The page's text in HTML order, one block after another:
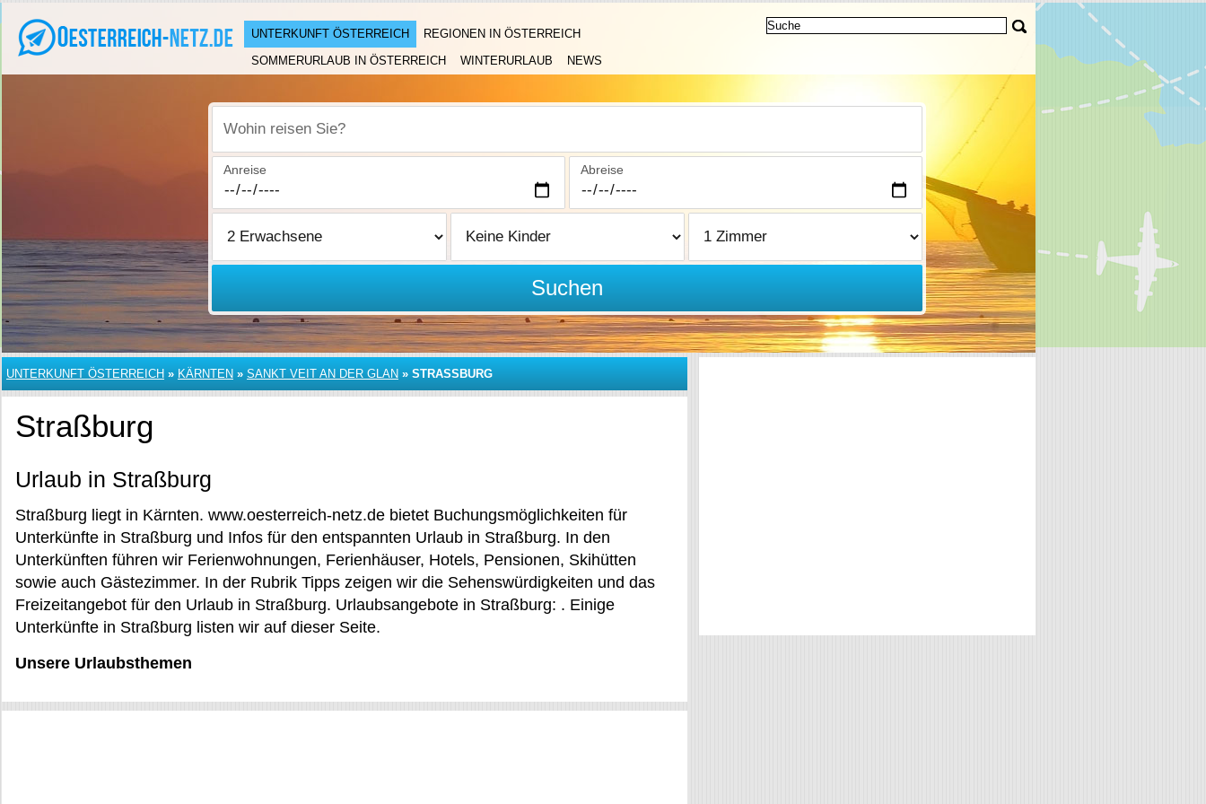
UNTERKUNFT ÖSTERREICH
REGIONEN IN ÖSTERREICH
SOMMERURLAUB IN ÖSTERREICH
WINTERURLAUB NEWS
Wohin reisen Sie?
Anreise Abreise
Suchen
UNTERKUNFT ÖSTERREICH » KÄRNTEN » SANKT VEIT AN DER GLAN » STRASSBURG
Straßburg
Urlaub in Straßburg
Straßburg liegt in Kärnten. www.oesterreich-netz.de bietet Buchungsmöglichkeiten für
Unterkünfte in Straßburg und Infos für den entspannten Urlaub in Straßburg. In den
Unterkünften führen wir Ferienwohnungen, Ferienhäuser, Hotels, Pensionen, Skihütten
sowie auch Gästezimmer. In der Rubrik Tipps zeigen wir die Sehenswürdigkeiten und das
Freizeitangebot für den Urlaub in Straßburg. Urlaubsangebote in Straßburg: . Einige
Unterkünfte in Straßburg listen wir auf dieser Seite.
Unsere Urlaubsthemen